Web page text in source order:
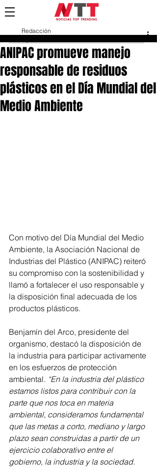
ANIPAC promueve manejo
responsable de residuos
plásticos en el Día Mundial del
Medio Ambiente
Redacción
Con motivo del Día Mundial del Medio
Ambiente, la Asociación Nacional de
Industrias del Plástico (ANIPAC) reiteró
su compromiso con la sostenibilidad y
llamó a fortalecer el uso responsable y
la disposición final adecuada de los
productos plásticos.
Benjamín del Arco, presidente del
organismo, destacó la disposición de
la industria para participar activamente
en los esfuerzos de protección
ambiental. “En la industria del plástico
estamos listos para contribuir con la
parte que nos toca en materia
ambiental, consideramos fundamental
que las metas a corto, mediano y largo
plazo sean construidas a partir de un
ejercicio colaborativo entre el
gobierno, la industria y la sociedad.